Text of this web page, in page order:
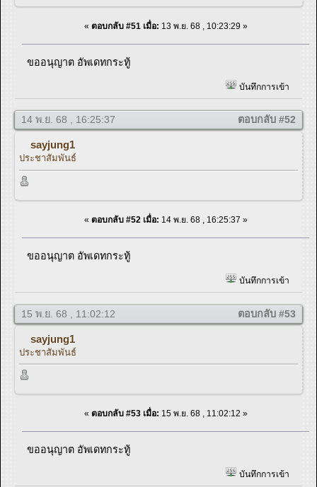
« ตอบกลับ #51 เมื่อ: 13 พ.ย. 68 , 10:23:29 »
ขออนุญาต อัพเดทกระทู้
บันทึกการเข้า
14 พ.ย. 68 , 16:25:37 ตอบกลับ #52
sayjung1
ประชาสัมพันธ์
« ตอบกลับ #52 เมื่อ: 14 พ.ย. 68 , 16:25:37 »
ขออนุญาต อัพเดทกระทู้
บันทึกการเข้า
15 พ.ย. 68 , 11:02:12 ตอบกลับ #53
sayjung1
ประชาสัมพันธ์
« ตอบกลับ #53 เมื่อ: 15 พ.ย. 68 , 11:02:12 »
ขออนุญาต อัพเดทกระทู้
บันทึกการเข้า